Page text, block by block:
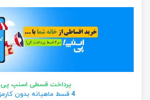
پرداخت قسطی اسنپ پی
4 قسط ماهیانه بدون کارمزد